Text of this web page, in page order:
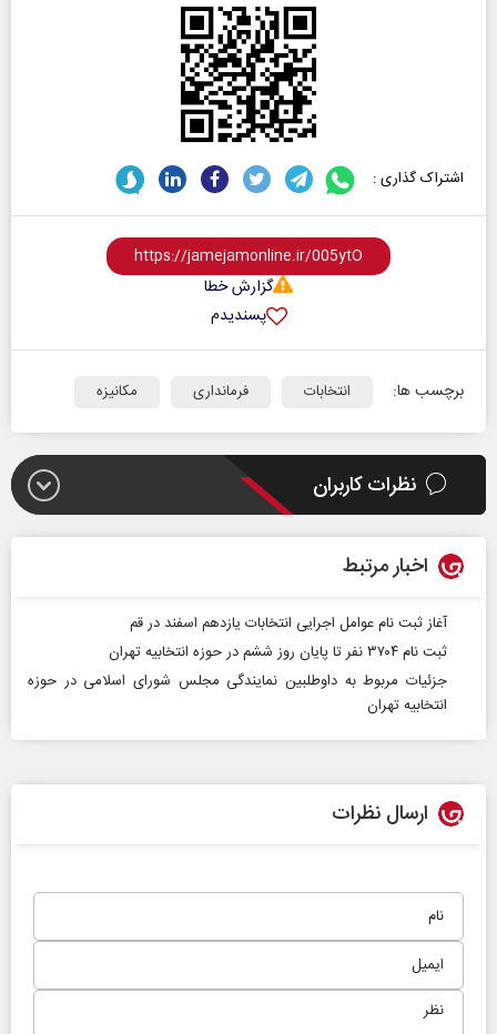
اشتراک گذاری :
گزارش خطا
پسندیدم
برچسب ها: انتخابات فرمانداری مکانیزه
نظرات کاربران
اخبار مرتبط
آغاز ثبت نام عوامل اجرایی انتخابات یازدهم اسفند در قم
ثبت نام ۳۷۰۴ نفر تا پایان روز ششم در حوزه انتخابیه تهران
جزئیات مربوط به داوطلبین نمایندگی مجلس شورای اسلامی در حوزه
انتخابیه تهران
ارسال نظرات